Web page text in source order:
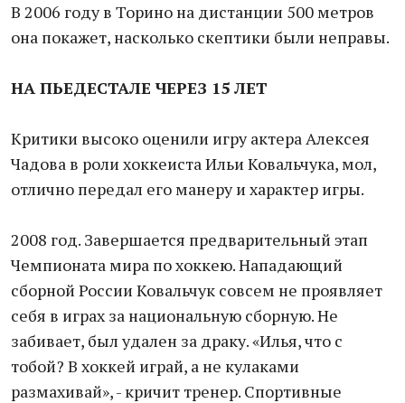
В 2006 году в Торино на дистанции 500 метров
она покажет, насколько скептики были неправы.
НА ПЬЕДЕСТАЛЕЧЕРЕЗ 15 ЛЕТ
Критики высоко оценили игру актера Алексея
Чадова в роли хоккеиста Ильи Ковальчука, мол,
отлично передал его манеру и характер игры.
2008 год. Завершается предварительный этап
Чемпионата мира по хоккею. Нападающий
сборной России Ковальчук совсем не проявляет
себя в играх за национальную сборную. Не
забивает, был удален за драку. «Илья, что с
тобой? В хоккей играй, а не кулаками
размахивай», - кричит тренер. Спортивные